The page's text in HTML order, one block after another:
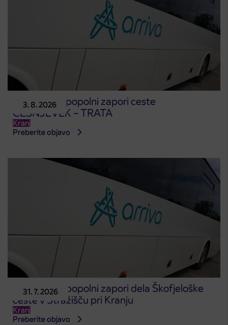
3. 8. 2026
Obvestilo o popolni zapori ceste
ČEŠNJEVEK – TRATA
Kranj
Preberite objavo
31. 7. 2026
Obvestilo o popolni zapori dela Škofjeloške
ceste v Stražišču pri Kranju
Kranj
Preberite objavo